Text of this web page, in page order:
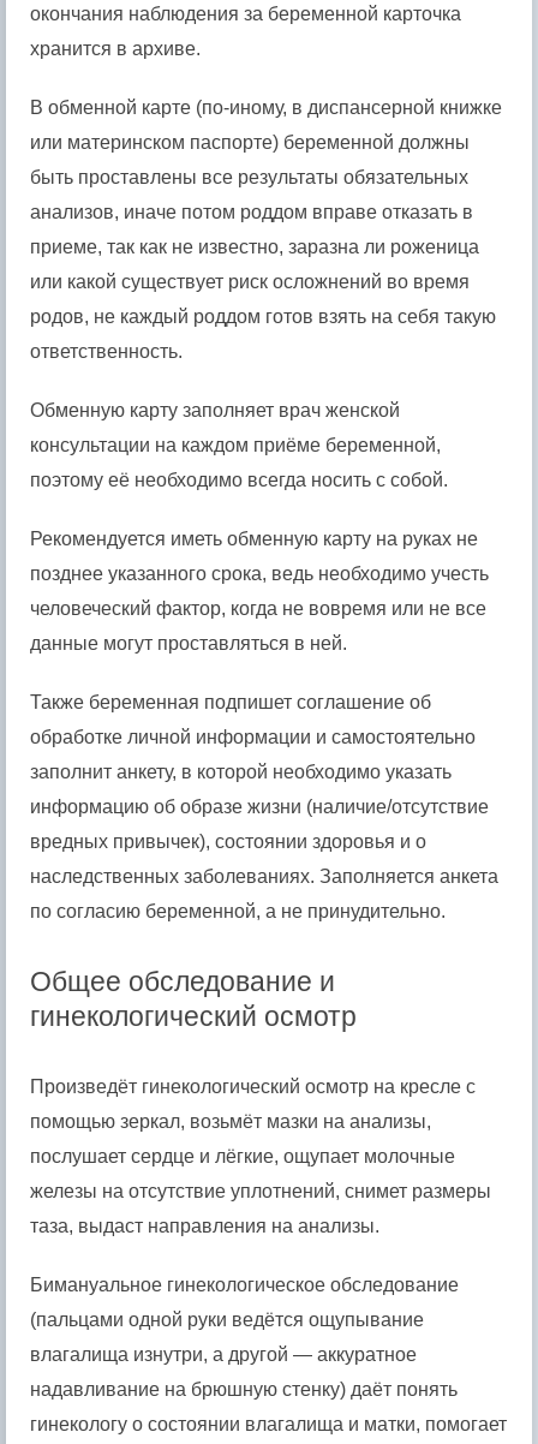
окончания наблюдения за беременной карточка
хранится в архиве.
В обменной карте (по-иному, в диспансерной книжке
или материнском паспорте) беременной должны
быть проставлены все результаты обязательных
анализов, иначе потом роддом вправе отказать в
приеме, так как не известно, заразна ли роженица
или какой существует риск осложнений во время
родов, не каждый роддом готов взять на себя такую
ответственность.
Обменную карту заполняет врач женской
консультации на каждом приёме беременной,
поэтому её необходимо всегда носить с собой.
Рекомендуется иметь обменную карту на руках не
позднее указанного срока, ведь необходимо учесть
человеческий фактор, когда не вовремя или не все
данные могут проставляться в ней.
Также беременная подпишет соглашение об
обработке личной информации и самостоятельно
заполнит анкету, в которой необходимо указать
информацию об образе жизни (наличие/отсутствие
вредных привычек), состоянии здоровья и о
наследственных заболеваниях. Заполняется анкета
по согласию беременной, а не принудительно.
Общее обследование и
гинекологический осмотр
Произведёт гинекологический осмотр на кресле с
помощью зеркал, возьмёт мазки на анализы,
послушает сердце и лёгкие, ощупает молочные
железы на отсутствие уплотнений, снимет размеры
таза, выдаст направления на анализы.
Бимануальное гинекологическое обследование
(пальцами одной руки ведётся ощупывание
влагалища изнутри, а другой — аккуратное
надавливание на брюшную стенку) даёт понять
гинекологу о состоянии влагалища и матки, помогает